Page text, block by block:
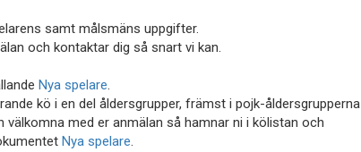
samt målsmäns uppgifter.
och kontaktar dig så snart vi kan.
Nya spelare.
kö i en del åldersgrupper, främst i pojk-åldersgrupperna
välkomna med er anmälan så hamnar ni i kölistan och
Nya spelare.